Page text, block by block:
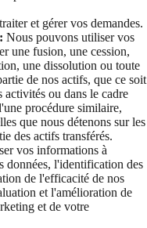
et gérer vos demandes.
Nous pouvons utiliser vos
une fusion, une cession,
une dissolution ou toute
de nos actifs, que ce soit
activités ou dans le cadre
procédure similaire,
que nous détenons sur les
des actifs transférés.
vos informations à
données, l'identification des
de l'efficacité de nos
et l'amélioration de
et de votre